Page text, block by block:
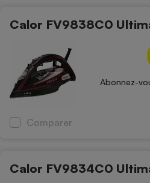
Calor FV9838C0
Abonnez-
Comparer
Calor FV9834C0